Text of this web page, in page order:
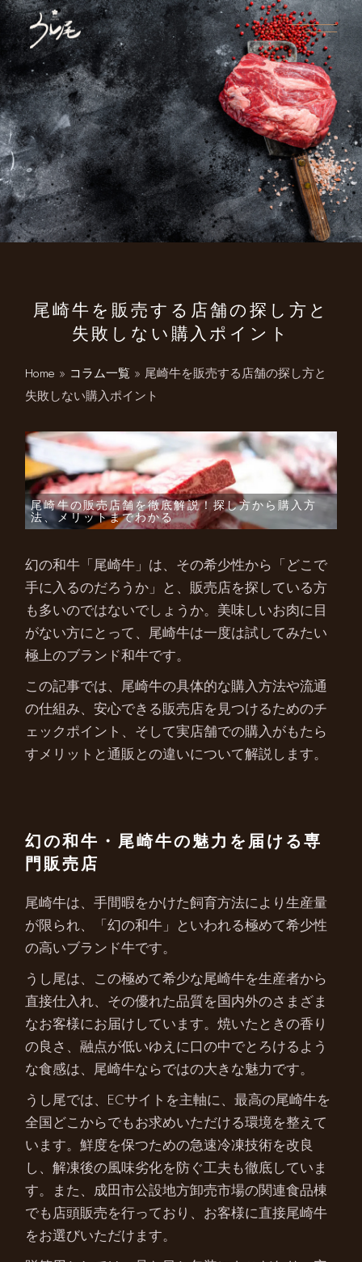
尾崎牛を販売する店舗の探し方と
失敗しない購入ポイント
Home » コラム一覧 »尾崎牛を販売する店舗の探し方と
失敗しない購入ポイント
尾崎牛の販売店舗を徹底解説！探し方から購入方
法、メリットまでわかる
幻の和牛「尾崎牛」は、その希少性から「どこで
手に入るのだろうか」と、販売店を探している方
も多いのではないでしょうか。美味しいお肉に目
がない方にとって、尾崎牛は一度は試してみたい
極上のブランド和牛です。
この記事では、尾崎牛の具体的な購入方法や流通
の仕組み、安心できる販売店を見つけるためのチ
ェックポイント、そして実店舗での購入がもたら
すメリットと通販との違いについて解説します。
幻の和牛・尾崎牛の魅力を届ける専
門販売店
尾崎牛は、手間暇をかけた飼育方法により生産量
が限られ、「幻の和牛」といわれる極めて希少性
の高いブランド牛です。
うし尾は、この極めて希少な尾崎牛を生産者から
直接仕入れ、その優れた品質を国内外のさまざま
なお客様にお届けしています。焼いたときの香り
の良さ、融点が低いゆえに口の中でとろけるよう
な食感は、尾崎牛ならではの大きな魅力です。
うし尾では、ECサイトを主軸に、最高の尾崎牛を
全国どこからでもお求めいただける環境を整えて
います。鮮度を保つための急速冷凍技術を改良
し、解凍後の風味劣化を防ぐ工夫も徹底していま
す。また、成田市公設地方卸売市場の関連食品棟
でも店頭販売を行っており、お客様に直接尾崎牛
をお選びいただけます。